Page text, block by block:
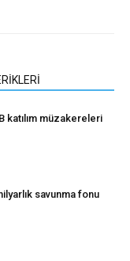
katılım müzakereleri
savunma fonu